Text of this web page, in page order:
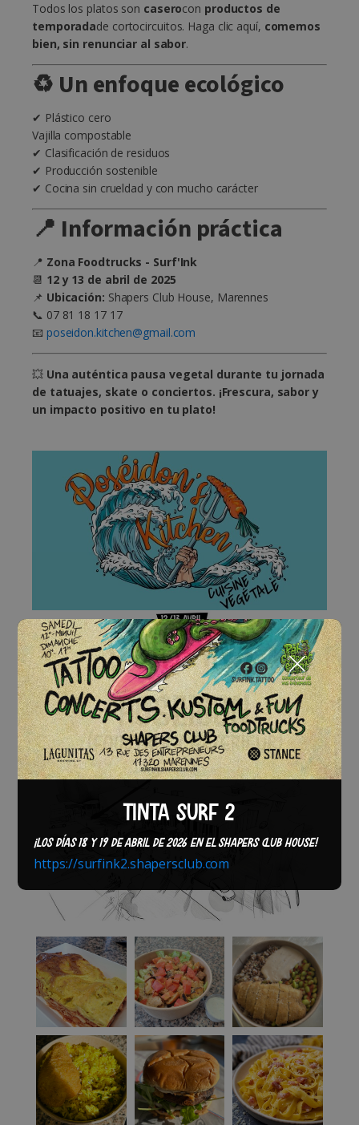
TINTA SURF 2
¡LOS DÍAS 18 Y 19 DE ABRIL DE 2026 EN EL SHAPERS CLUB HOUSE!
https://surfink2.shapersclub.com
Todos los platos son caserocon productos de
temporadade cortocircuitos. Haga clic aquí, comemos
bien, sin renunciar al sabor.
♻️ Un enfoque ecológico
✔ Plástico cero
Vajilla compostable
✔ Clasificación de residuos
✔ Producción sostenible
✔ Cocina sin crueldad y con mucho carácter
📍 Información práctica
📍 Zona Foodtrucks - Surf'Ink
📆 12 y 13 de abril de 2025
📌 Ubicación: Shapers Club House, Marennes
📞 07 81 18 17 17
📧 poseidon.kitchen@gmail.com
💥 Una auténtica pausa vegetal durante tu jornada
de tatuajes, skate o conciertos. ¡Frescura, sabor y
un impacto positivo en tu plato!